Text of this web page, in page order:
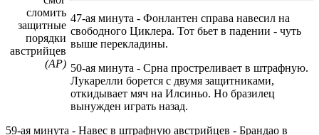
сломить
защитные
порядки
австрийцев
(АР)
47-ая минута - Фонлантен справа навесил на
свободного Циклера. Тот бьет в падении - чуть
выше перекладины.
50-ая минута - Срна простреливает в штрафную.
Лукарелли борется с двумя защитниками,
откидывает мяч на Илсиньо. Но бразилец
вынужден играть назад.
59-ая минута - Навес в штрафную австрийцев - Брандао в